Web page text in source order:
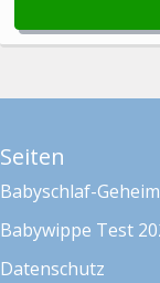
Seiten
Babyschlaf-
Babywippe Test
Datenschutz